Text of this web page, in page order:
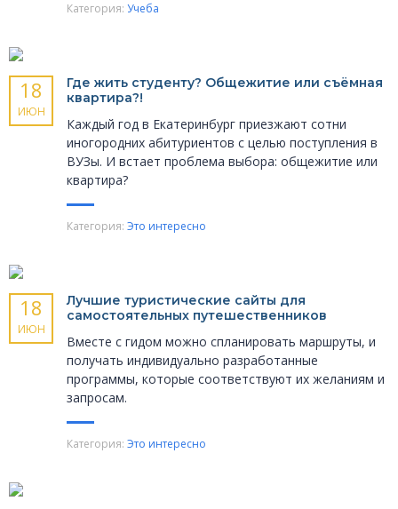
Категория: Учеба
18
ИЮН
Где жить студенту? Общежитие или съёмная
квартира?!
Каждый год в Екатеринбург приезжают сотни
иногородних абитуриентов с целью поступления в
ВУЗы. И встает проблема выбора: общежитие или
квартира?
Категория: Это интересно
18
ИЮН
Лучшие туристические сайты для
самостоятельных путешественников
Вместе с гидом можно спланировать маршруты, и
получать индивидуально разработанные
программы, которые соответствуют их желаниям и
запросам.
Категория: Это интересно